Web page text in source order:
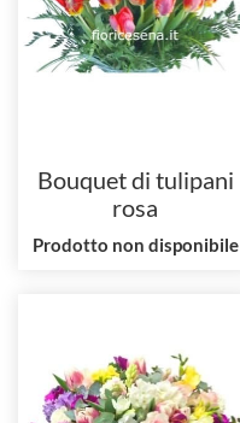
Bouquet di tulipani
rosa
Prodotto non disponibile